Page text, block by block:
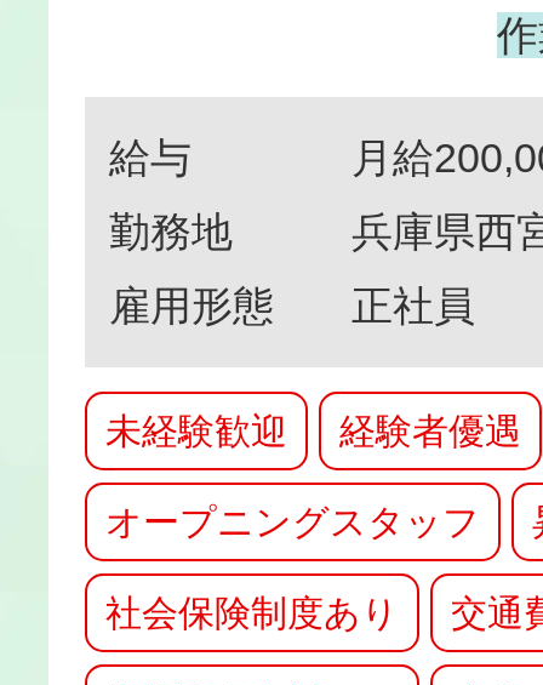
給与
月給
勤務地
兵庫県西
雇用形態
正社員
未経験歓迎 経験者優遇
オープニングスタッフ
社会保険制度あり 交通